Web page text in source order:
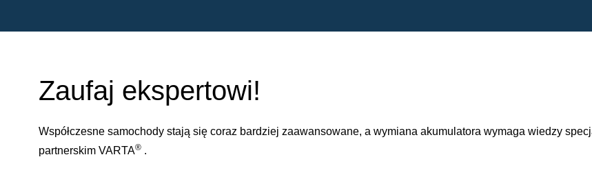
Zaufaj ekspertowi!
Współczesne samochody stają się coraz bardziej zaawansowane, a wymiana akumulatora wymaga wiedzy
partnerskim VARTA® .